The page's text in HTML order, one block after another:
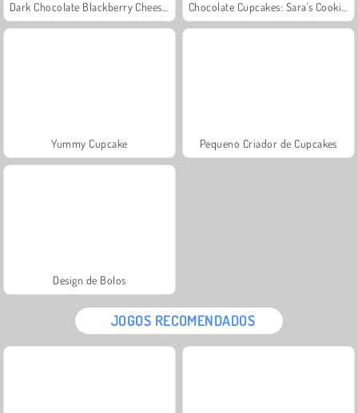
Yummy Cupcake Pequeno Criador de Cupcakes
Design de Bolos
JOGOS RECOMENDADOS